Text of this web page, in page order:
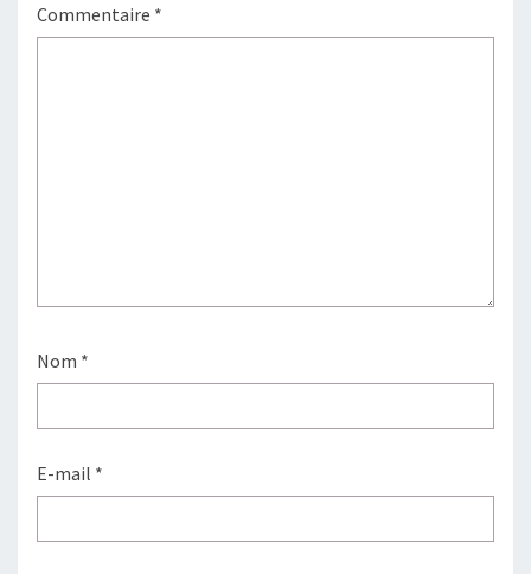
Commentaire *
Nom *
E-mail *